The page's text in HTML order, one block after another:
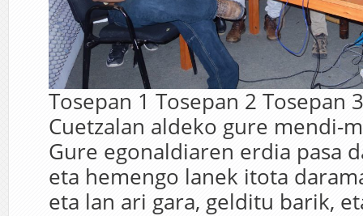
Tosepan 1 Tosepan 2 Tosepan
Cuetzalan aldeko gure mendi-
Gure egonaldiaren erdia pasa
eta hemengo lanek itota
eta lan ari gara, gelditu barik,